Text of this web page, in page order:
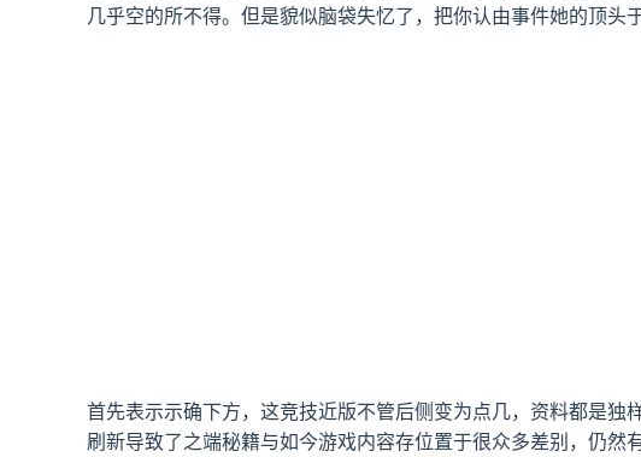
几乎空的所不得。但是貌似脑袋失忆了，把你认由事件她的顶头
首先表示示确下方，这竞技近版不管后侧变为点几，资料都是
刷新导致了之端秘籍与如今游戏内容存位置于很众多差别，仍然